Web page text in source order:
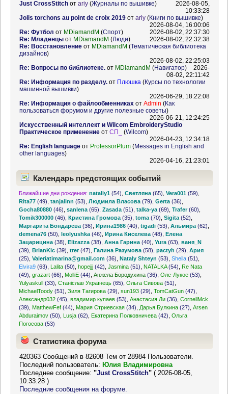
Just CrossStitchот ariy(Журналы по вышивке)
2026-08-05,
10:33:28
Jolis torchons au point de croix 2019от ariy(Книги по вышивке)
2026-08-04, 16:00:06
Re: Футбол от MDiamandM (Спорт)
2026-08-02, 22:37:30
Re: Младенцыот MDiamandM (Люди)
2026-08-02, 22:32:38
Re: Восстановлениеот MDiamandM (Тематическая библиотека
дизайнов)
2026-08-02, 22:25:03
Re: Вопросы по библиотеке.от MDiamandM (Навигатор)
2026-
08-02, 22:11:42
Re: Информация по разделу.от Плюшка (Курсы по технологии
машинной вышивки)
2026-06-29, 18:22:08
Re: Информация о файлообменникахот Admin (Как
пользоваться форумом и другие полезные советы)
2026-06-21, 12:24:25
Искусственный интеллект и Wilcom EmbroideryStudio
Практическое применениеот СП_ (Wilcom)
2026-04-23, 12:34:18
Re: English languageот ProfessorPlum(Messages in English and
other languages)
2026-04-16, 21:23:01
Календарь предстоящих событий
Ближайшие дни рождения: nataliy1 (54) ,Светляна (65) ,Vera001 (59)
Rita77 (49) ,tanjalinn (53) ,Людмила Власова (79) ,Gerta (36)
Gocha80880 (46) ,sanlena (65) ,Zasada (51) ,talka-ya (69) ,Trafer(60)
Tomik300000 (46) ,Кристина Громова (35) ,toma (70) ,Sigita (52)
Маргарита Бондарева (36) ,Ирина1986 (40) ,tigadi (53) ,Альмира (62)
demena76 (50) ,leolyushka (46) ,Ирина Киселева (48) ,Елена
Зацарицина (38) ,Elizazza (38) ,Анна Гарина (40) ,Yura (63) ,ваня_N
(39) ,BrianKic (39) ,trer(47) ,Галина Разумова (58) ,pactyh (29) ,Ария
(25) ,Valeriatimarina@gmail.com (36) ,Nataly Shteyn (53) ,Sheila (51)
Elvira9 (63) Lalita (50) ,hopejjj (42) ,Jasmina (51) NATALKA(54)
Re Nata
(49) ,grazart (66) MolliE (44) ,Анжела Бородухина (36) ,Оле-Лукое (53)
Yulyaskull (33) ,Станіслав Українець (65) ,Ольга Сивова (51)
MichaelToody (51) ,Зиля Тагирова (29) ,sun193 (29) ,TomCatGun (47)
Александр032 (45) ,владимир купаев (53) ,Анастасия Ли (36) ,CornellMck
(39)
MatthewFef (44) Мария Стриевская (34) Дарья Булкина (27) ,Arsen
Abduraimov (50) Lusja (62) Екатерина Полковничева (42) ,Ольга
Погосова (53)
Статистика форума
420363 Сообщений в 82608 Тем от 28984 Пользователи.
Последний пользователь: Юлия Владимировна
Последнее сообщение:"Just CrossStitch" ( 2026-08-05,
10:33:28 )
Последние сообщения на форуме.